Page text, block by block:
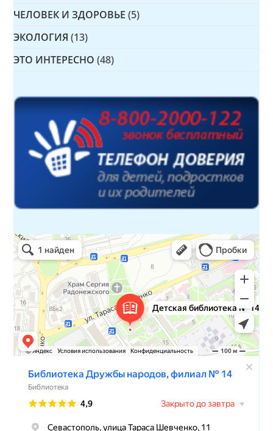
ЧЕЛОВЕК И ЗДОРОВЬЕ (5)
ЭКОЛОГИЯ (13)
ЭТО ИНТЕРЕСНО (48)
Детская библиотека № 14 Дружбы народов
Библиотека в Севастополе